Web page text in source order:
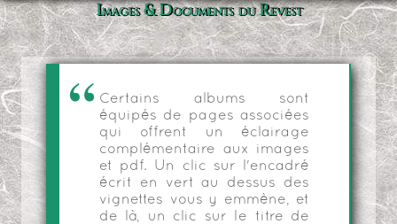
Images & Documents du Revest
Certains albums sont
équipés de pages associées
qui offrent un éclairage
complémentaire aux images
et pdf. Un clic sur l'encadré
écrit en vert au dessus des
vignettes vous y emmène, et
de là, un clic sur le titre de